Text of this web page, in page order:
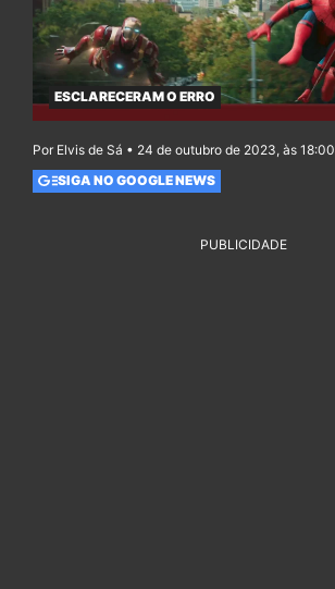
ESCLARECERAM O ERRO
Por Elvis de Sá • 24 de outubro de 2023, às 18:00
SIGA NO GOOGLE NEWS
PUBLICIDADE